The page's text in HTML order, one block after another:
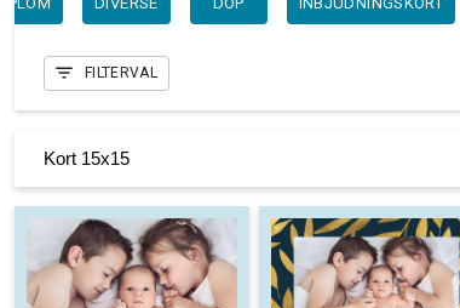
FILTERVAL
Kort 15x15